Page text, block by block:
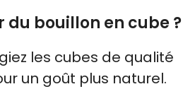
du bouillon en cube ?
les cubes de qualité
un goût plus naturel.